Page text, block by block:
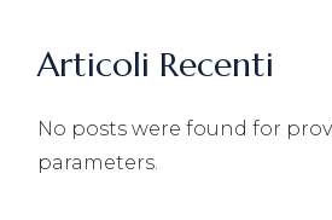
Articoli Recenti
No posts were found for
parameters.